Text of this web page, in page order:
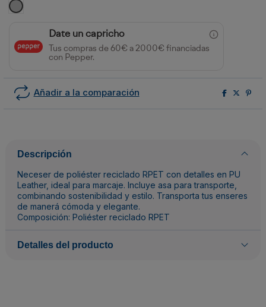
GRIS VIGORE
Date un capricho
Tus compras de 60€ a 2000€ financiadas
con Pepper.
Añadir a la comparación
Descripción
Neceser de poliéster reciclado RPET con detalles en PU
Leather, ideal para marcaje. Incluye asa para transporte,
combinando sostenibilidad y estilo. Transporta tus enseres
de manerá cómoda y elegante.
Composición: Poliéster reciclado RPET
Detalles del producto